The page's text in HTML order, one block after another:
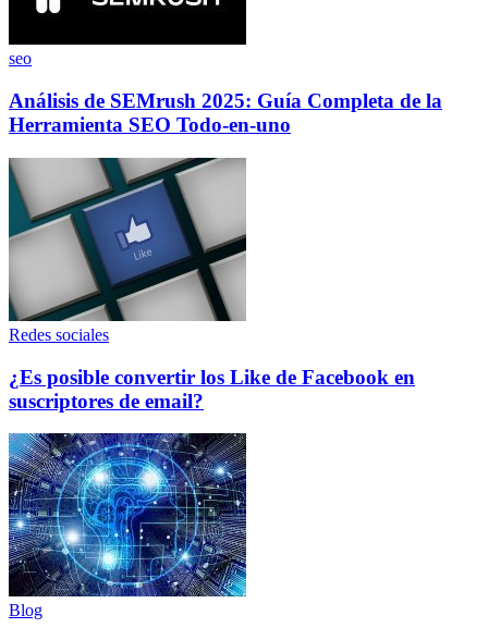
seo
Análisis de SEMrush 2025: Guía Completa de la
Herramienta SEO Todo-en-uno
Redes sociales
¿Es posible convertir los Like de Facebook en
suscriptores de email?
Blog